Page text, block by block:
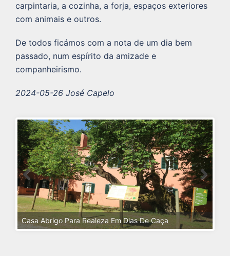
carpintaria, a cozinha, a forja, espaços exteriores
com animais e outros.
De todos ficámos com a nota de um dia bem
passado, num espírito da amizade e
companheirismo.
2024-05-26 José Capelo